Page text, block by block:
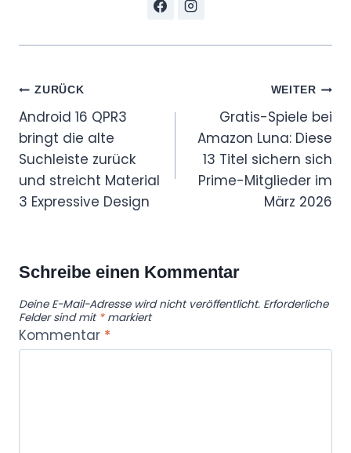
Beitragsnavigation
ZURÜCK
Android 16 QPR3
bringt die alte
Suchleiste zurück
und streicht Material
3 Expressive Design
WEITER
Gratis-Spiele bei
Amazon Luna: Diese
13 Titel sichern sich
Prime-Mitglieder im
März 2026
Schreibe einen Kommentar
Deine E-Mail-Adresse wird nicht veröffentlicht. Erforderliche
Felder sind mit *markiert
Kommentar *